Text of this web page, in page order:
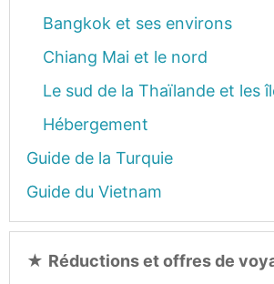
Bangkok et ses environs
Chiang Mai et le nord
Le sud de la Thaïlande et les
Hébergement
Guide de la Turquie
Guide du Vietnam
★ Réductions et offres de